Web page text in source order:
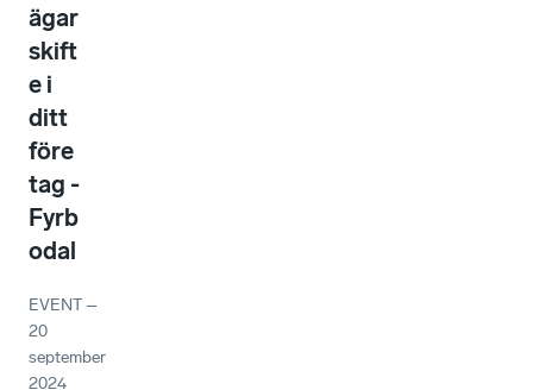
ägar
skift
e i
ditt
före
tag -
Fyrb
odal
EVENT –
20
september
2024